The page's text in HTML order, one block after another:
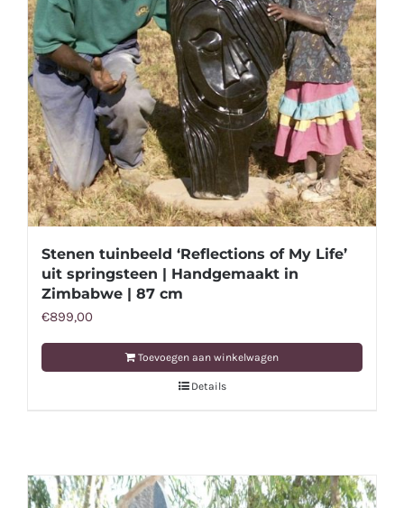
Stenen tuinbeeld ‘Reflections of My Life’
uit springsteen | Handgemaakt in
Zimbabwe | 87 cm
€899,00
Toevoegen aan winkelwagen
Details